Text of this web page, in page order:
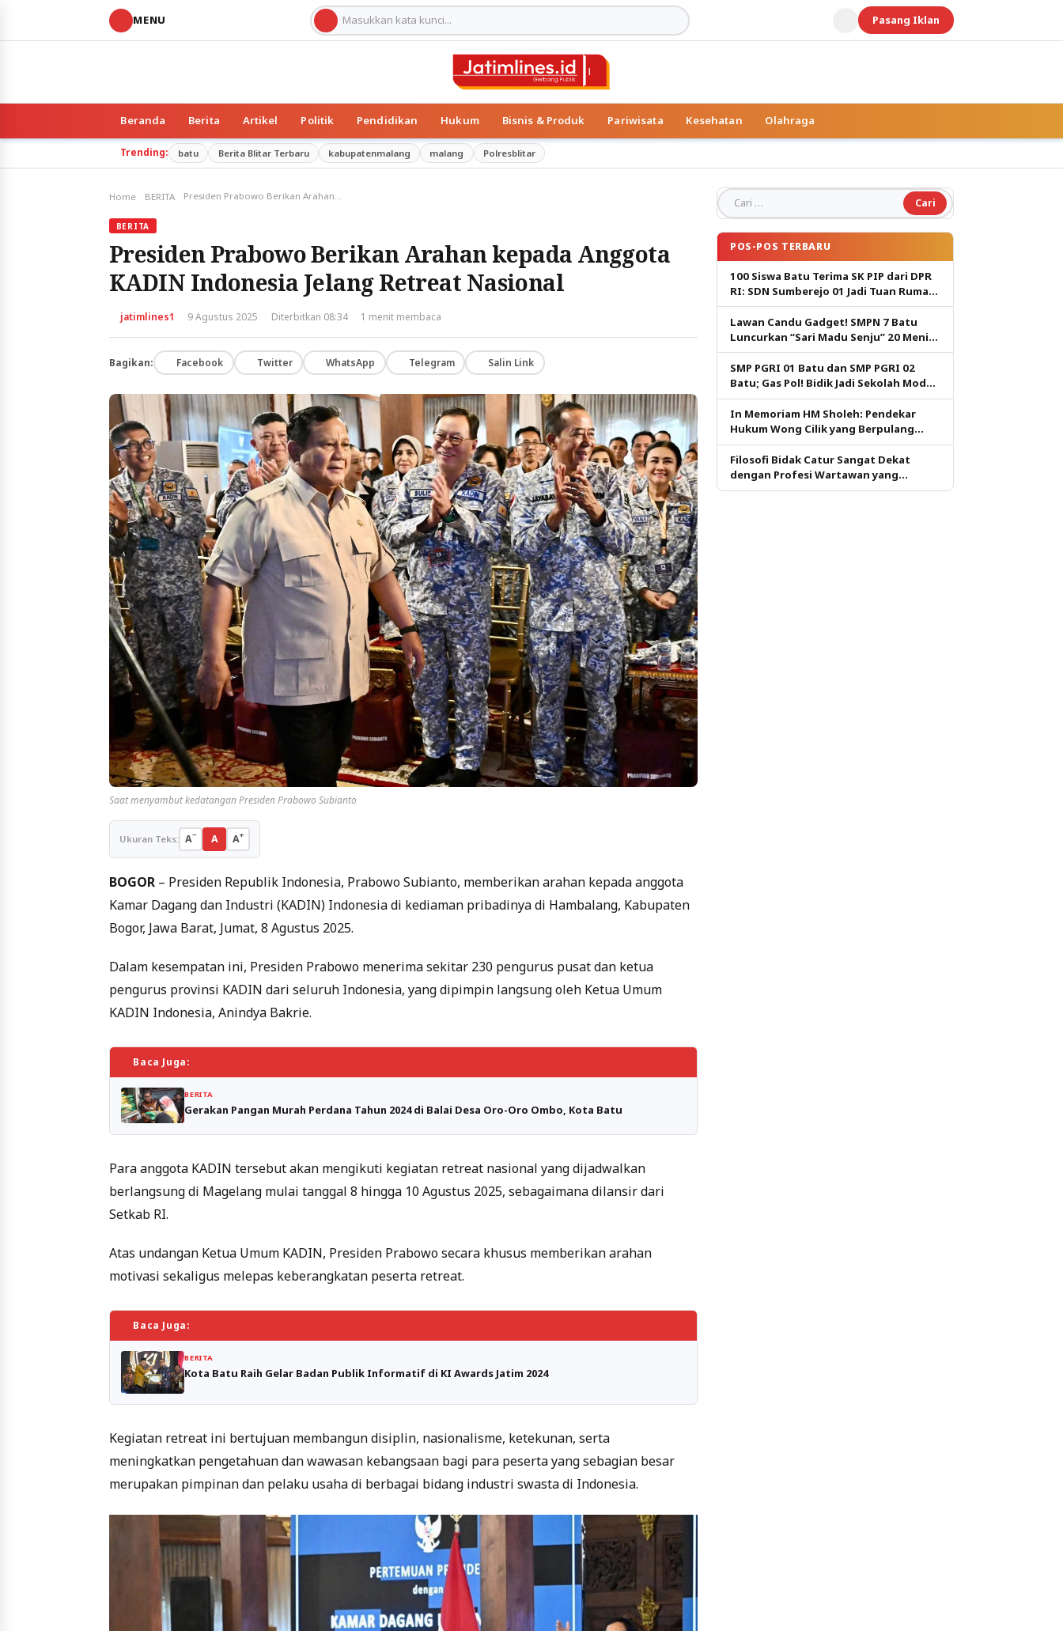
MENU Pasang Iklan
Beranda Berita Artikel Politik Pendidikan Hukum Bisnis & Produk Pariwisata Kesehatan Olahraga
Trending: batu Berita Blitar Terbaru kabupatenmalang malang Polresblitar
Home BERITA
BERITA
Presiden Prabowo Berikan Arahan kepada Anggota
KADIN Indonesia Jelang Retreat Nasional
jatimlines1· 9 Agustus 2025· Diterbitkan 08:34· 1 menit membaca
Bagikan: Facebook Twitter WhatsApp Telegram Salin Link
Saat menyambut kedatangan Presiden Prabowo Subianto
Ukuran Teks: A− A A+
BOGOR – Presiden Republik Indonesia, Prabowo Subianto, memberikan arahan kepada anggota
Kamar Dagang dan Industri (KADIN) Indonesia di kediaman pribadinya di Hambalang, Kabupaten
Bogor, Jawa Barat, Jumat, 8 Agustus 2025.
Dalam kesempatan ini, Presiden Prabowo menerima sekitar 230 pengurus pusat dan ketua
pengurus provinsi KADIN dari seluruh Indonesia, yang dipimpin langsung oleh Ketua Umum
KADIN Indonesia, Anindya Bakrie.
Baca Juga:
BERITA
Gerakan Pangan Murah Perdana Tahun 2024 di Balai Desa Oro-Oro Ombo, Kota Batu
Para anggota KADIN tersebut akan mengikuti kegiatan retreat nasional yang dijadwalkan
berlangsung di Magelang mulai tanggal 8 hingga 10 Agustus 2025, sebagaimana dilansir dari
Setkab RI.
Atas undangan Ketua Umum KADIN, Presiden Prabowo secara khusus memberikan arahan
motivasi sekaligus melepas keberangkatan peserta retreat.
Baca Juga:
BERITA
Kota Batu Raih Gelar Badan Publik Informatif di KI Awards Jatim 2024
Kegiatan retreat ini bertujuan membangun disiplin, nasionalisme, ketekunan, serta
meningkatkan pengetahuan dan wawasan kebangsaan bagi para peserta yang sebagian besar
merupakan pimpinan dan pelaku usaha di berbagai bidang industri swasta di Indonesia.
Cari untuk:
POS-POS TERBARU
100 Siswa Batu Terima SK PIP dari DPR
RI: SDN Sumberejo 01 Jadi Tuan Rumah,
Harapan Baru Pendidikan Gratis
Lawan Candu Gadget! SMPN 7 Batu
Luncurkan “Sari Madu Senju” 20 Menit
Cetak Generasi Pembaca
SMP PGRI 01 Batu dan SMP PGRI 02
Batu; Gas Pol! Bidik Jadi Sekolah Model
PM dan KKA Pertama di Kota Batu
In Memoriam HM Sholeh: Pendekar
Hukum Wong Cilik yang Berpulang
dalam Ketulusan
Filosofi Bidak Catur Sangat Dekat
dengan Profesi Wartawan yang
Dituntut Berpikir Kritis